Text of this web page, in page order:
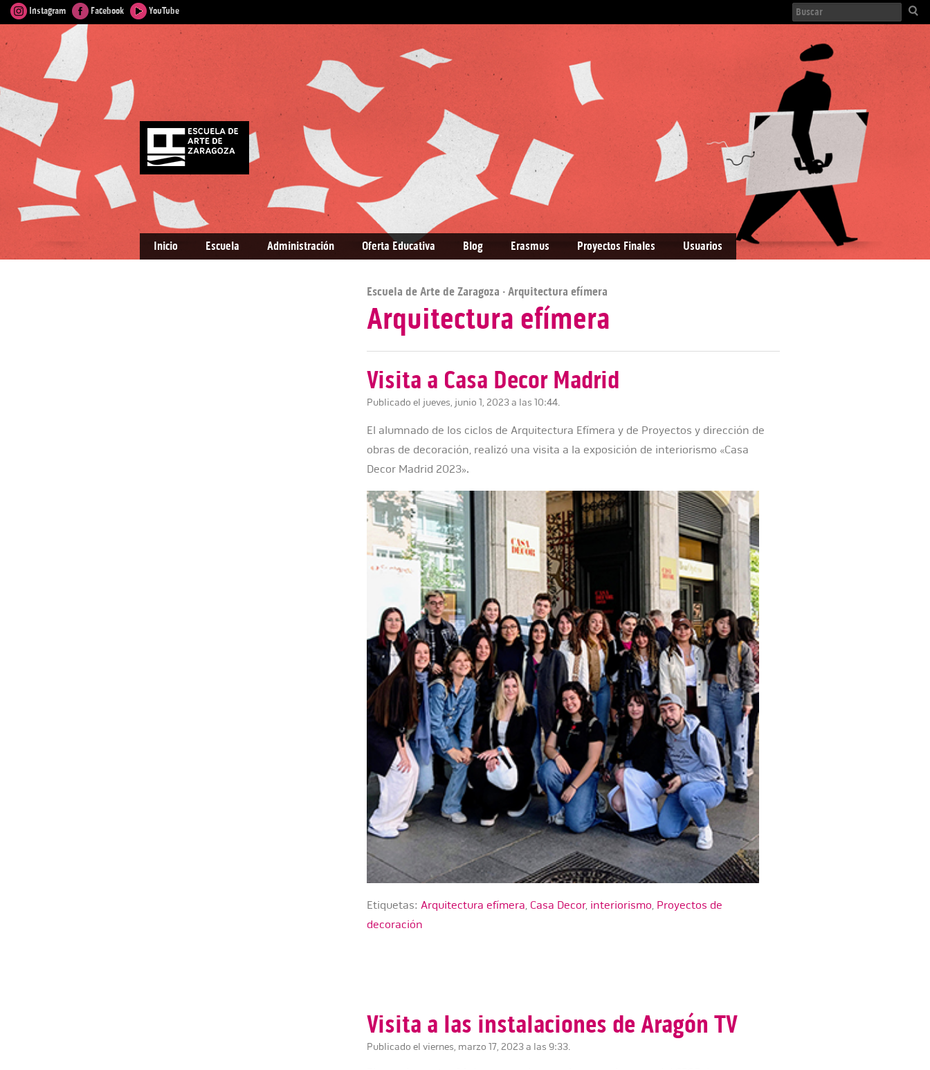
Instagram Facebook YouTube
Inicio Escuela Administración Oferta Educativa Blog Erasmus Proyectos Finales Usuarios
Escuela de Arte de Zaragoza · Arquitectura efímera
Arquitectura efímera
Visita a Casa Decor Madrid
Publicado el jueves, junio 1, 2023 a las 10:44.
El alumnado de los ciclos de Arquitectura Efímera y de Proyectos y dirección de
obras de decoración, realizó una visita a la exposición de interiorismo «Casa
Decor Madrid 2023».
Etiquetas:Arquitectura efímera, Casa Decor, interiorismo, Proyectos de
decoración
Visita a las instalaciones de Aragón TV
Publicado el viernes, marzo 17, 2023 a las 9:33.